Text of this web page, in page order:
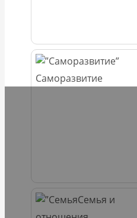
Саморазвитие
Семья и